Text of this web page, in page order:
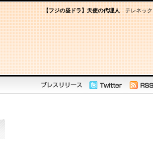
テレネック
【フジの昼ドラ】天使の代理人